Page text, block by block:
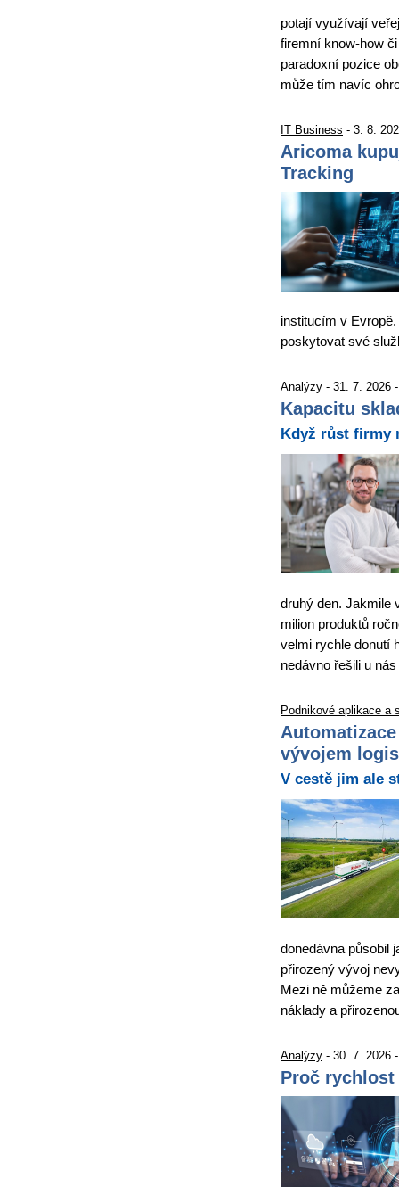
potají využívají
firemní know-how
paradoxní pozice
může tím navíc
IT Business - 3. 8.
Aricoma
Tracking
institucím v
poskytovat své
Analýzy - 31. 7. 2026
Kapacitu
Když růst firmy
druhý den. Jakmile
milion produktů
velmi rychle donutí
nedávno řešili u
Podnikové aplikace a
vývojem
V cestě jim ale
donedávna působil
přirozený vývoj
Mezi ně můžeme
náklady a
Analýzy - 30. 7. 2026
Proč rychlost